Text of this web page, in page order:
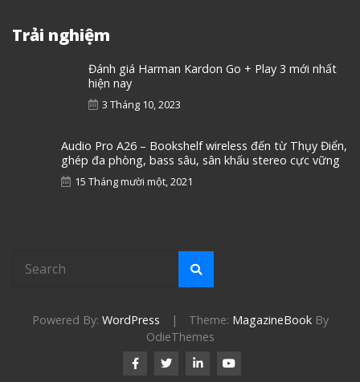
Trải nghiệm
Đánh giá Harman Kardon Go + Play 3 mới nhất
hiện nay
3 Tháng 10, 2023
Audio Pro A26 – Bookshelf wireless đến từ Thụy Điển,
ghép đa phòng, bass sâu, sân khấu stereo cực vững
15 Tháng mười một, 2021
Powered By: WordPress | Theme: MagazineBookBy
OdieThemes